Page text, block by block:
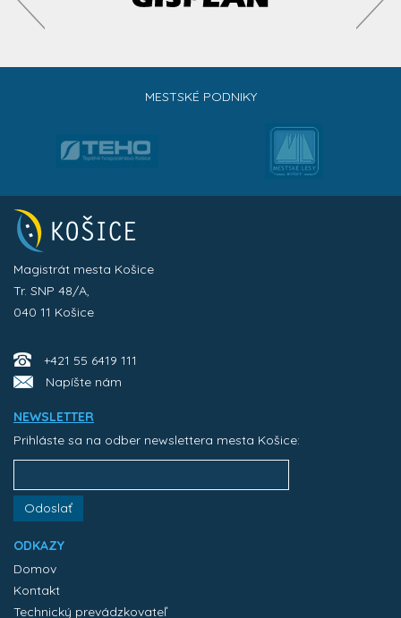
MESTSKÉ PODNIKY
Magistrát mesta Košice
Tr. SNP 48/A,
040 11 Košice
+421 55 6419 111
Napíšte nám
NEWSLETTER
Prihláste sa na odber newslettera mesta Košice:
Odoslať
ODKAZY
Domov
Kontakt
Technický prevádzkovateľ